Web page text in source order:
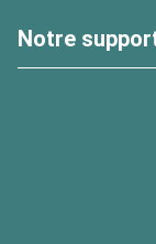
Notre